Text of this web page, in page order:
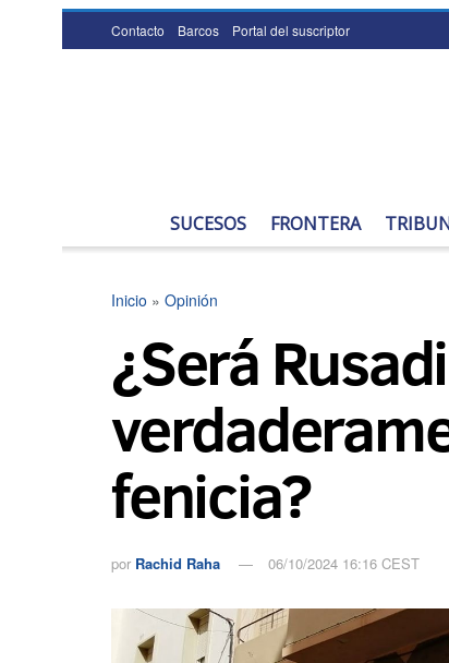
Contacto Barcos Portal del suscriptor
SUCESOS FRONTERA
Inicio » Opinión
¿Será
fenicia?
por Rachid Raha 06/10/2024 16:16 CEST